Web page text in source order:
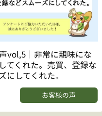
vol,5｜非常に親味にな
てくれた。売買、登録な
にしてくれた。
お客様の声